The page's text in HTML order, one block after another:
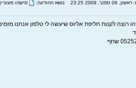
ספט', 2009 23:25 נושא ההודעה:
מישהו
רוצה לקנות חליפת אליוס שיעשה לי טלפון אנחנו
שחף